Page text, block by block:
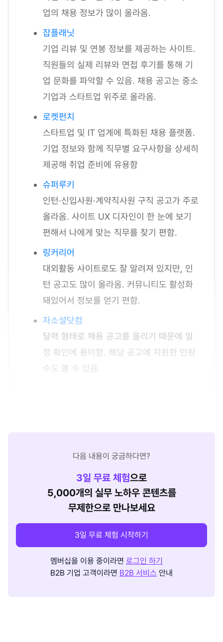
업의 채용 정보가 많이 올라옴.
잡플래닛
기업 리뷰 및 연봉 정보를 제공하는 사이트.
직원들의 실제 리뷰와 면접 후기를 통해 기
업 문화를 파악할 수 있음. 채용 공고는 중소
기업과 스타트업 위주로 올라옴.
로켓펀치
스타트업 및 IT 업계에 특화된 채용 플랫폼.
기업 정보와 함께 직무별 요구사항을 상세히
제공해 취업 준비에 유용함
슈퍼루키
인턴·신입사원·계약직사원 구직 공고가 주로
올라옴. 사이트 UX 디자인이 한 눈에 보기
편해서 나에게 맞는 직무를 찾기 편함.
링커리어
대외활동 사이트로도 잘 알려져 있지만, 인
턴 공고도 많이 올라옴. 커뮤니티도 활성화
돼있어서 정보를 얻기 편함.
자소설닷컴
달력 형태로 채용 공고를 올리기 때문에 일
정 확인에 용이함. 해당 공고에 지원한 인원
수도 볼 수 있음.
다음 내용이 궁금하다면?
3일 무료 체험으로
5,000개의 실무 노하우 콘텐츠를
무제한으로 만나보세요
3일 무료 체험 시작하기
멤버십을 이용 중이라면 로그인 하기
B2B 기업 고객이라면 B2B 서비스 안내